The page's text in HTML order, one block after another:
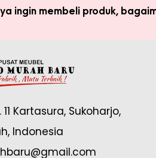
ingin membeli produk,
tertulis dan konfirmasikan kepada
sudah jadi member tapi
di: https://wa.me/6287888837888
11 Kartasura, Sukoharjo,
Indonesia